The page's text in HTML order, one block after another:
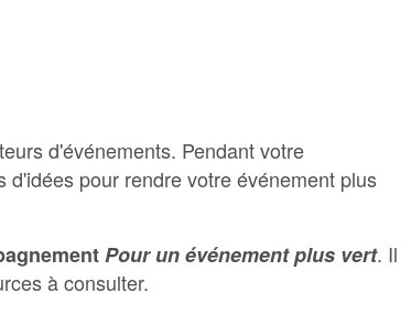
d'événements. Pendant votre
pour rendre votre événement plus
Pour un événement plus vert. Il
à consulter.